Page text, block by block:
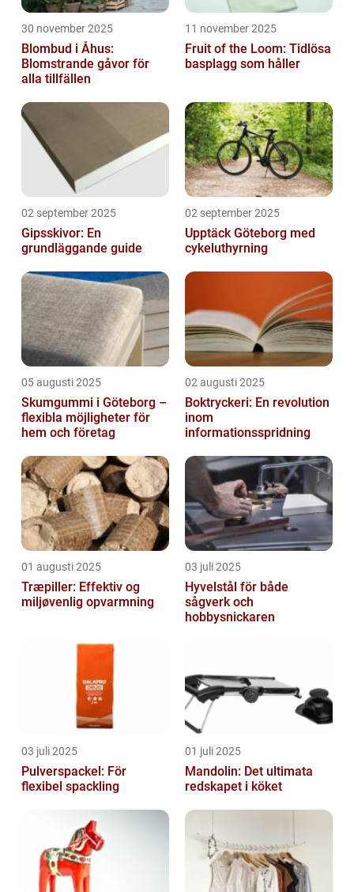
30 november 2025
Blombud i Åhus:
Blomstrande gåvor för
alla tillfällen
11 november 2025
Fruit of the Loom: Tidlösa
basplagg som håller
02 september 2025
Gipsskivor: En
grundläggande guide
02 september 2025
Upptäck Göteborg med
cykeluthyrning
05 augusti 2025
Skumgummi i Göteborg –
flexibla möjligheter för
hem och företag
02 augusti 2025
Boktryckeri: En revolution
inom
informationsspridning
01 augusti 2025
Træpiller: Effektiv og
miljøvenlig opvarmning
03 juli 2025
Hyvelstål för både
sågverk och
hobbysnickaren
03 juli 2025
Pulverspackel: För
flexibel spackling
01 juli 2025
Mandolin: Det ultimata
redskapet i köket